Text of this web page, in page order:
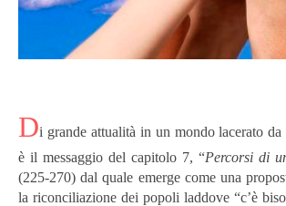
Di grande attualità in un mondo lacerato da
è il messaggio del capitolo 7, “Percorsi di
(225-270) dal quale emerge come una
la riconciliazione dei popoli laddove “c’è